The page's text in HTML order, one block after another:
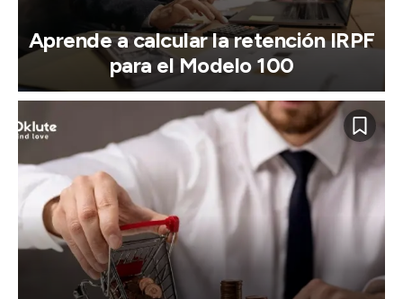
Aprende a calcular la retención IRPF
para el Modelo 100